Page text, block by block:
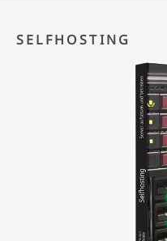
SELFHOSTING